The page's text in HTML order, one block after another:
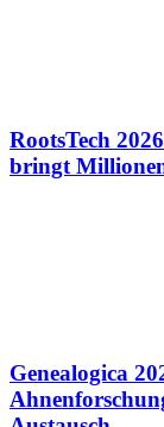
RootsTech
bringt
Genealogica